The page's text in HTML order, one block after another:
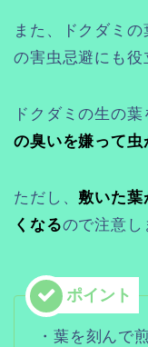
また、ドクダミの
の害虫忌避にも役
ドクダミの生の
の臭いを嫌って虫
ただし、 敷いた葉
くなるので注意し
・葉を刻んで